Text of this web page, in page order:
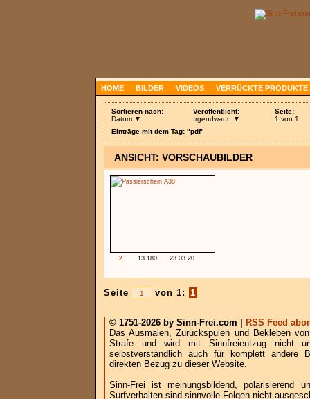
HOME BILDER VIDEOS VERRÜCKTE PRODUKTE
Sortieren nach:
Datum ▼
Veröffentlicht:
Irgendwann ▼
Seite:
1 von 1
Einträge mit dem Tag: "pdf"
ANSICHT: VORSCHAUBILDER
2 13.180 23.03.20
Seite von 1: 1
© 1751-2026 by Sinn-Frei.com |
RSS Feed
Das Ausmalen, Zurückspulen und Bekleben
Strafe und wird mit Sinnfreientzug nicht
selbstverständlich auch für komplett andere
direkten Bezug zu dieser Website.
Sinn-Frei ist meinungsbildend, polarisierend
Surfverhalten sind sinnvolle Folgen nicht